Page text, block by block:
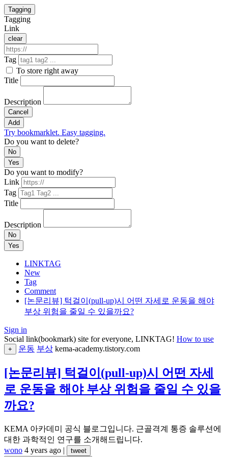
Tagging
Tagging
Link
clear
Tag
To store right away
Title
Description
Cancel
Add
Try bookmarklet. Easy tagging.
Do you want to delete?
No
Yes
Do you want to modify?
Link
Tag
Title
Description
No
Yes
LINKTAG
New
Tag
Comment
[논문리뷰] 턱걸이(pull-up)시 어떤 자세로 운동을 해야
부상 위험을 줄일 수 있을까요?
Sign in
Social link(bookmark) site for everyone, LINKTAG! How to use
+ 운동 부상 kema-academy.tistory.com
[논문리뷰] 턱걸이(pull-up)시 어떤 자세
로 운동을 해야 부상 위험을 줄일 수 있을
까요?
KEMA 아카데미 공식 블로그입니다. 근골격계 통증 솔루션에
대한 과학적인 연구를 소개해드립니다.
wono 4 years ago | tweet